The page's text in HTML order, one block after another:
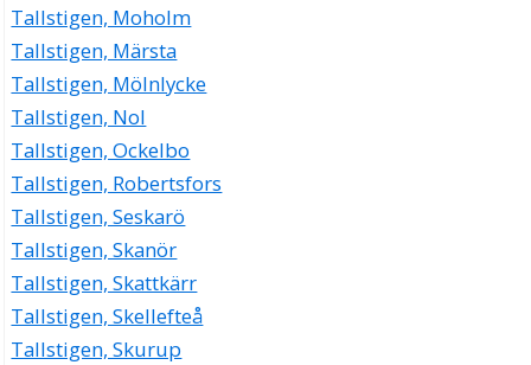
Tallstigen, Moholm
Tallstigen, Märsta
Tallstigen, Mölnlycke
Tallstigen, Nol
Tallstigen, Ockelbo
Tallstigen, Robertsfors
Tallstigen, Seskarö
Tallstigen, Skanör
Tallstigen, Skattkärr
Tallstigen, Skellefteå
Tallstigen, Skurup